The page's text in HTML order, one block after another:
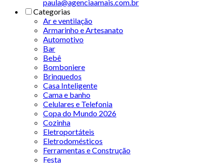
paula@agenciaamais.com.br
Categorias
Ar e ventilação
Armarinho e Artesanato
Automotivo
Bar
Bebê
Bomboniere
Brinquedos
Casa Inteligente
Cama e banho
Celulares e Telefonia
Copa do Mundo 2026
Cozinha
Eletroportáteis
Eletrodomésticos
Ferramentas e Construção
Festa